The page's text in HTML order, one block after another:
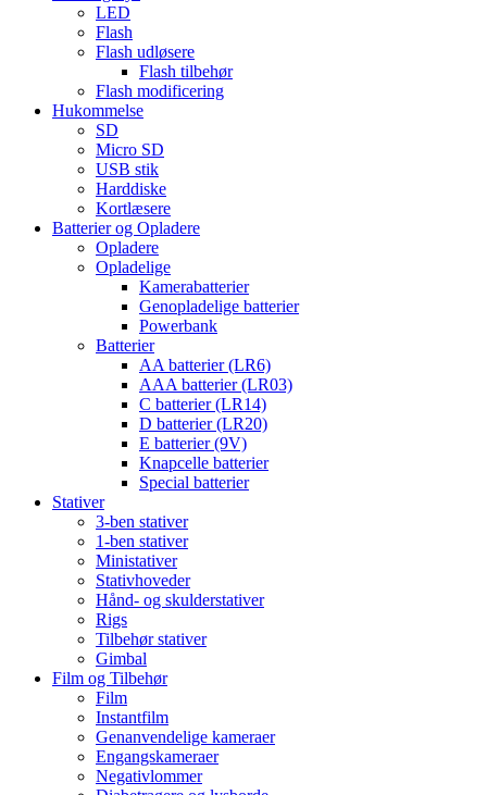
LED
Flash
Flash udløsere
Flash tilbehør
Flash modificering
Hukommelse
SD
Micro SD
USB stik
Harddiske
Kortlæsere
Batterier og Opladere
Opladere
Opladelige
Kamerabatterier
Genopladelige batterier
Powerbank
Batterier
AA batterier (LR6)
AAA batterier (LR03)
C batterier (LR14)
D batterier (LR20)
E batterier (9V)
Knapcelle batterier
Special batterier
Stativer
3-ben stativer
1-ben stativer
Ministativer
Stativhoveder
Hånd- og skulderstativer
Rigs
Tilbehør stativer
Gimbal
Film og Tilbehør
Film
Instantfilm
Genanvendelige kameraer
Engangskameraer
Negativlommer